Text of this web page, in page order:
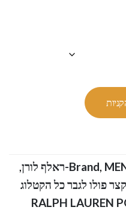
Brand,
,
פולו לגבר כל הקטלוג
RALPH LAUREN